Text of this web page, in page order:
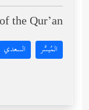
the Qur’an:
المُيسَّر السعدي